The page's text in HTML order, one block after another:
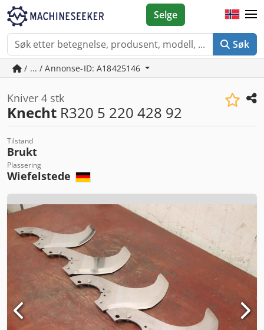
Søk
Selge
/ ... / Annonse-ID: A18425146
Kniver 4 stk
Knecht R320 5 220 428 92
Tilstand
Brukt
Plassering
Wiefelstede